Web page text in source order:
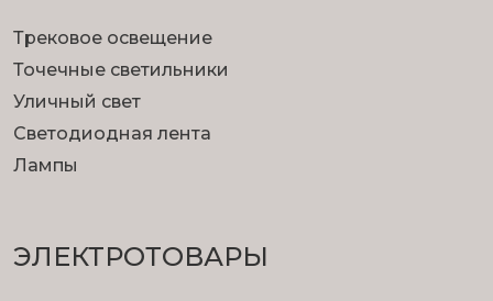
Трековое освещение
Точечные светильники
Уличный свет
Светодиодная лента
Лампы
ЭЛЕКТРОТОВАРЫ